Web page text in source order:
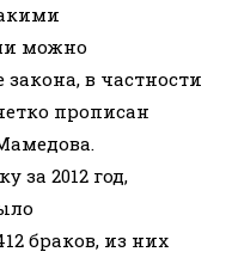
можно
в частности
прописан
за 2012 год,
браков, из них